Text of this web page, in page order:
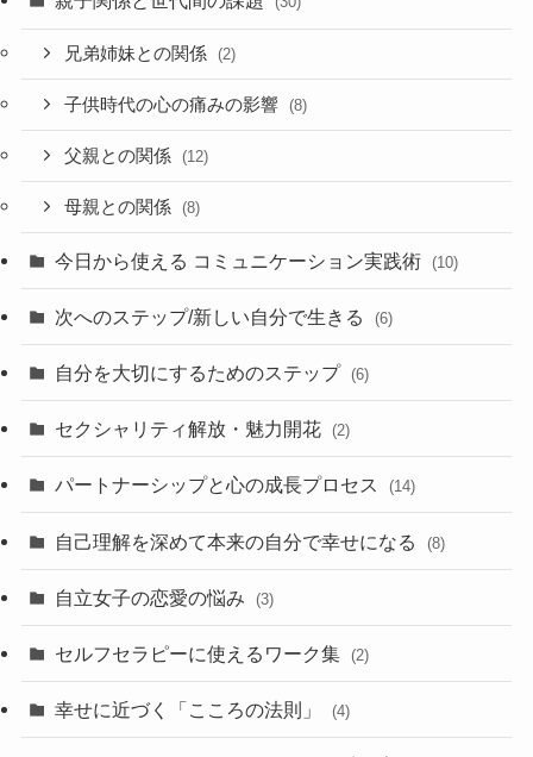
兄弟姉妹との関係 (2)
子供時代の心の痛みの影響 (8)
父親との関係 (12)
母親との関係 (8)
今日から使える コミュニケーション実践術 (10)
次へのステップ/新しい自分で生きる (6)
自分を大切にするためのステップ (6)
セクシャリティ解放・魅力開花 (2)
パートナーシップと心の成長プロセス (14)
自己理解を深めて本来の自分で幸せになる (8)
自立女子の恋愛の悩み (3)
セルフセラピーに使えるワーク集 (2)
幸せに近づく「こころの法則」 (4)